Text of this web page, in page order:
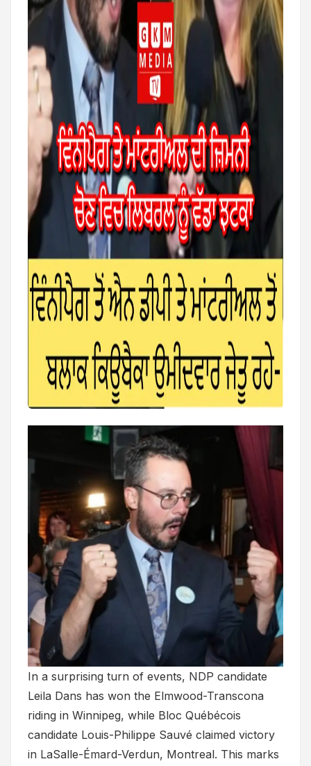
In a surprising turn of events, NDP candidate
Leila Dans has won the Elmwood-Transcona
riding in Winnipeg, while Bloc Québécois
candidate Louis-Philippe Sauvé claimed victory
in LaSalle-Émard-Verdun, Montreal. This marks